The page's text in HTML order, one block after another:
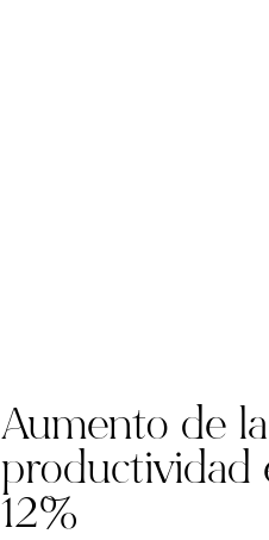
Aumento de la
productividad
12%